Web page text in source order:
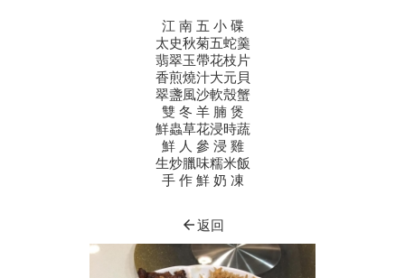
江 南 五 小 碟
太史秋菊五蛇羹
翡翠玉帶花枝片
香煎燒汁大元貝
翠盞風沙軟殼蟹
雙 冬 羊 腩 煲
鮮蟲草花浸時蔬
鮮 人 參 浸 雞
生炒臘味糯米飯
手 作 鮮 奶 凍
arrow_back返回